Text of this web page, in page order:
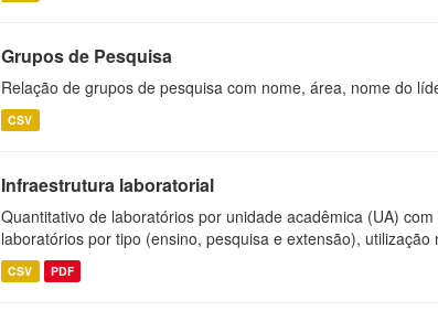
Grupos de Pesquisa
Relação de grupos de pesquisa com nome, área, nome do
CSV
Infraestrutura laboratorial
Quantitativo de laboratórios por unidade acadêmica (UA)
laboratórios por tipo (ensino, pesquisa e extensão), utilização
CSV PDF